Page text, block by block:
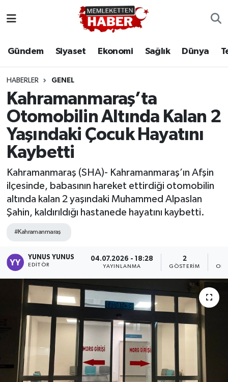
Gündem Siyaset Ekonomi Sağlık Dünya
HABERLER GENEL
Kahramanmaraş’ta
Otomobilin Altında Kalan 2
Yaşındaki Çocuk Hayatını
Kaybetti
Kahramanmaraş (SHA)- Kahramanmaraş’ın Afşin
ilçesinde, babasının hareket ettirdiği otomobilin
altında kalan 2 yaşındaki Muhammed Alpaslan
Şahin, kaldırıldığı hastanede hayatını kaybetti.
#Kahramanmaraş
YUNUS YUNUS
EDITÖR
04.07.2026 - 18:28
YAYINLANMA
2
GÖSTERIM